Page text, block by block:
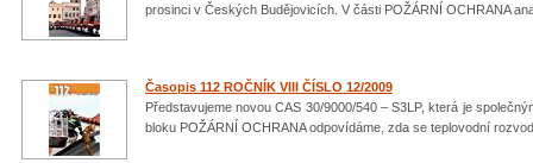
prosinci v Českých Budějovicích. V části POŽÁRNÍ OCHRANA
Časopis 112 ROČNÍK VIII ČÍSLO 12/2009
Představujeme novou CAS 30/9000/540 – S3LP, která je
bloku POŽÁRNÍ OCHRANA odpovídáme, zda se teplovodní